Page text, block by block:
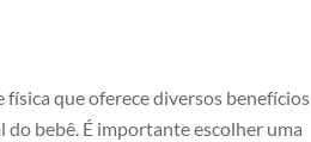
que oferece diversos benefícios
bebê. É importante escolher uma